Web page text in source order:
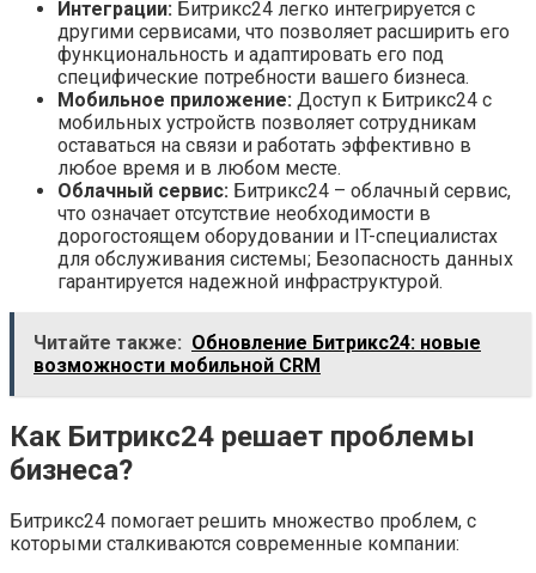
Интеграции: Битрикс24 легко интегрируется с
другими сервисами, что позволяет расширить его
функциональность и адаптировать его под
специфические потребности вашего бизнеса.
Мобильное приложение: Доступ к Битрикс24 с
мобильных устройств позволяет сотрудникам
оставаться на связи и работать эффективно в
любое время и в любом месте.
Облачный сервис: Битрикс24 – облачный сервис,
что означает отсутствие необходимости в
дорогостоящем оборудовании и IT-специалистах
для обслуживания системы; Безопасность данных
гарантируется надежной инфраструктурой.
Читайте также: Обновление Битрикс24: новые
возможности мобильной CRM
Как Битрикс24 решает проблемы
бизнеса?
Битрикс24 помогает решить множество проблем, с
которыми сталкиваются современные компании: